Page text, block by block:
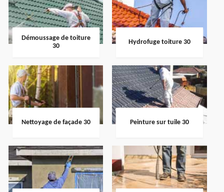
Démoussage de toiture
30
Hydrofuge toiture 30
Nettoyage de façade 30 Peinture sur tuile 30